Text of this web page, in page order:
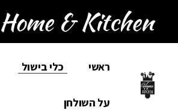
ראשי כלי בישול
על השולחן